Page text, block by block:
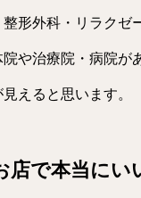
形外科・リラクゼ
や治療院・病院が
えると思います。
店で本当にい